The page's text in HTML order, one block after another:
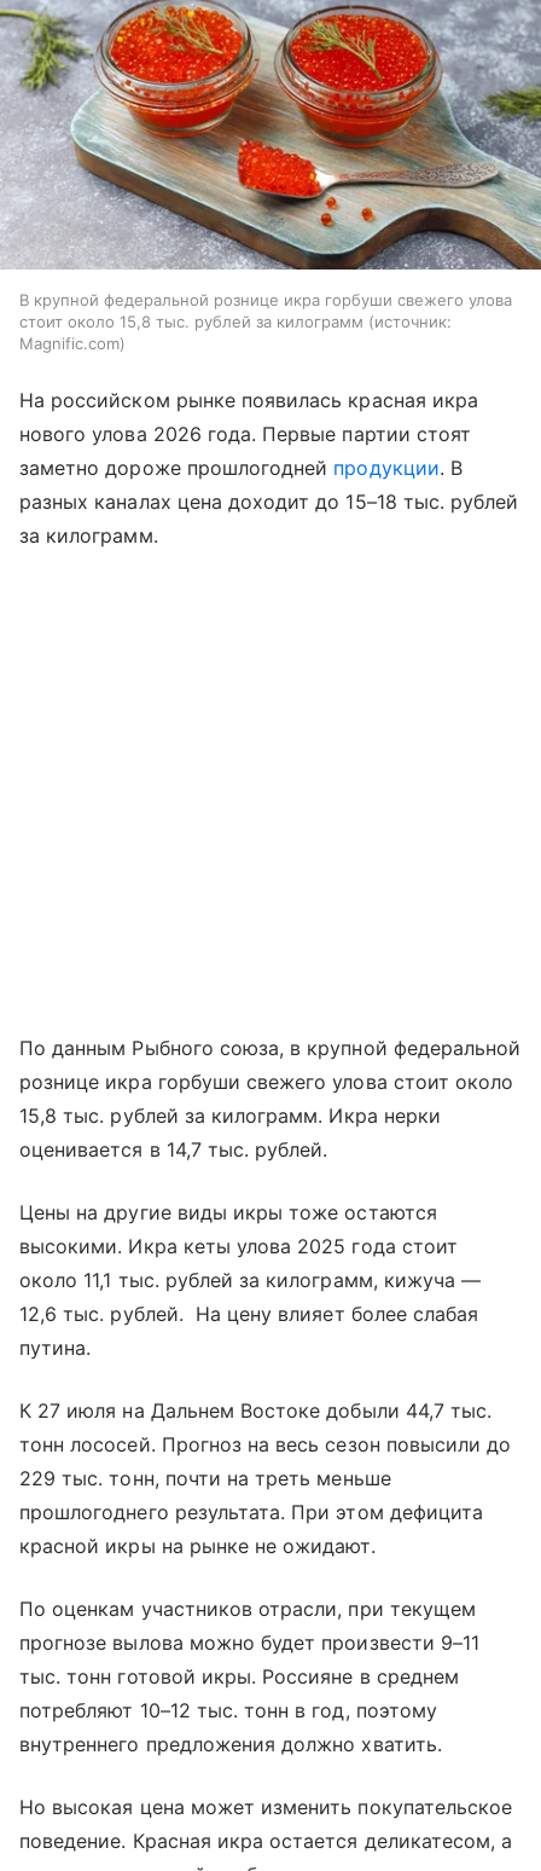
В крупной федеральной рознице икра горбуши свежего улова
стоит около 15,8 тыс. рублей за килограмм
источник:
Magnific.com
На российском рынке появилась красная икра
нового улова 2026 года. Первые партии стоят
заметно дороже прошлогодней продукции. В
разных каналах цена доходит до 15–18 тыс. рублей
за килограмм.
По данным Рыбного союза, в крупной федеральной
рознице икра горбуши свежего улова стоит около
15,8 тыс. рублей за килограмм. Икра нерки
оценивается в 14,7 тыс. рублей.
Цены на другие виды икры тоже остаются
высокими. Икра кеты улова 2025 года стоит
около 11,1 тыс. рублей за килограмм, кижуча —
12,6 тыс. рублей. На цену влияет более слабая
путина.
К 27 июля на Дальнем Востоке добыли 44,7 тыс.
тонн лососей. Прогноз на весь сезон повысили до
229 тыс. тонн, почти на треть меньше
прошлогоднего результата. При этом дефицита
красной икры на рынке не ожидают.
По оценкам участников отрасли, при текущем
прогнозе вылова можно будет произвести 9–11
тыс. тонн готовой икры. Россияне в среднем
потребляют 10–12 тыс. тонн в год, поэтому
внутреннего предложения должно хватить.
Но высокая цена может изменить покупательское
поведение. Красная икра остается деликатесом, а